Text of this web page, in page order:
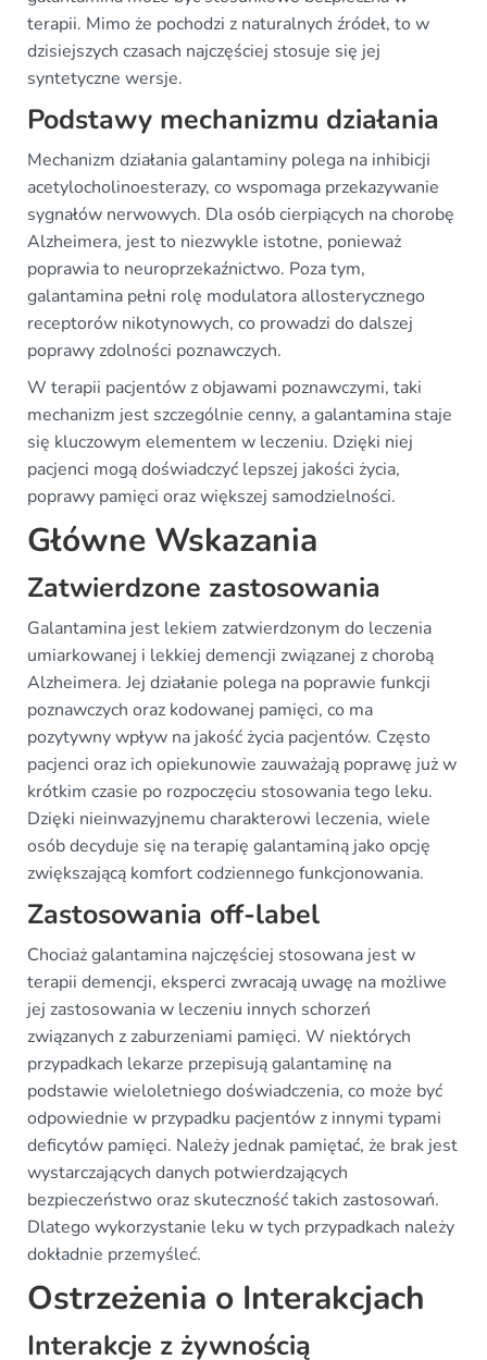
terapii. Mimo że pochodzi z naturalnych źródeł, to w
dzisiejszych czasach najczęściej stosuje się jej
syntetyczne wersje.
Podstawy mechanizmu działania
Mechanizm działania galantaminy polega na inhibicji
acetylocholinoesterazy, co wspomaga przekazywanie
sygnałów nerwowych. Dla osób cierpiących na chorobę
Alzheimera, jest to niezwykle istotne, ponieważ
poprawia to neuroprzekaźnictwo. Poza tym,
galantamina pełni rolę modulatora allosterycznego
receptorów nikotynowych, co prowadzi do dalszej
poprawy zdolności poznawczych.
W terapii pacjentów z objawami poznawczymi, taki
mechanizm jest szczególnie cenny, a galantamina staje
się kluczowym elementem w leczeniu. Dzięki niej
pacjenci mogą doświadczyć lepszej jakości życia,
poprawy pamięci oraz większej samodzielności.
Główne Wskazania
Zatwierdzone zastosowania
Galantamina jest lekiem zatwierdzonym do leczenia
umiarkowanej i lekkiej demencji związanej z chorobą
Alzheimera. Jej działanie polega na poprawie funkcji
poznawczych oraz kodowanej pamięci, co ma
pozytywny wpływ na jakość życia pacjentów. Często
pacjenci oraz ich opiekunowie zauważają poprawę już w
krótkim czasie po rozpoczęciu stosowania tego leku.
Dzięki nieinwazyjnemu charakterowi leczenia, wiele
osób decyduje się na terapię galantaminą jako opcję
zwiększającą komfort codziennego funkcjonowania.
Zastosowania off-label
Chociaż galantamina najczęściej stosowana jest w
terapii demencji, eksperci zwracają uwagę na możliwe
jej zastosowania w leczeniu innych schorzeń
związanych z zaburzeniami pamięci. W niektórych
przypadkach lekarze przepisują galantaminę na
podstawie wieloletniego doświadczenia, co może być
odpowiednie w przypadku pacjentów z innymi typami
deficytów pamięci. Należy jednak pamiętać, że brak jest
wystarczających danych potwierdzających
bezpieczeństwo oraz skuteczność takich zastosowań.
Dlatego wykorzystanie leku w tych przypadkach należy
dokładnie przemyśleć.
Ostrzeżenia o Interakcjach
Interakcje z żywnością